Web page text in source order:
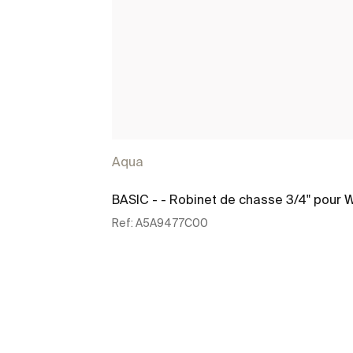
Aqua
BASIC - - Robinet de chasse 3/4" pour
Ref: A5A9477C00